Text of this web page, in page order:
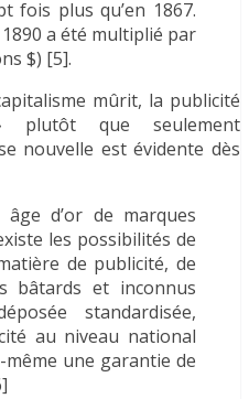
fois plus qu’en 1867.
a été multiplié par
$) [5].
mûrit, la publicité
plutôt que seulement
nouvelle est évidente dès
d’or de marques
les possibilités de
de publicité, de
bâtards et inconnus
standardisée,
au niveau national
une garantie de